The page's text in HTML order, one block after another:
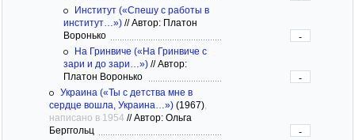
Институт («Спешу с работы в
институт…») //Автор: Платон
Воронько
-
На Гринвиче («На Гринвиче с
зари и до зари…») //Автор:
Платон Воронько
-
Украина («Ты с детства мне в
сердце вошла, Украина…») (1967)
написано в 1954 //Автор: Ольга
Берггольц
-